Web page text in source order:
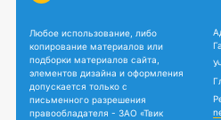
Любое использование, либо
копирование материалов или
подборки материалов сайта,
элементов дизайна и оформления
допускается только с
письменного разрешения
правообладателя - ЗАО «Твик